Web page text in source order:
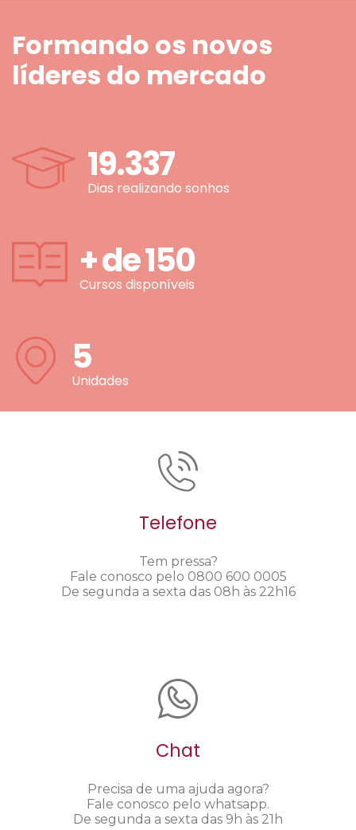
Formando os novos
líderes do mercado
19.337
Dias realizando sonhos
+ de150
Cursos disponíveis
5
Unidades
Telefone
Tem pressa?
Fale conosco pelo 0800 600 0005
De segunda a sexta das 08h às 22h16
Chat
Precisa de uma ajuda agora?
Fale conosco pelo whatsapp.
De segunda a sexta das 9h às 21h